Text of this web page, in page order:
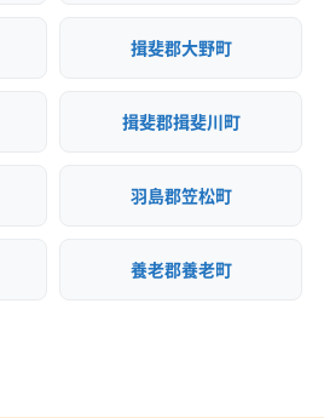
揖斐郡大野町
揖斐郡揖斐川町
羽島郡笠松町
養老郡養老町